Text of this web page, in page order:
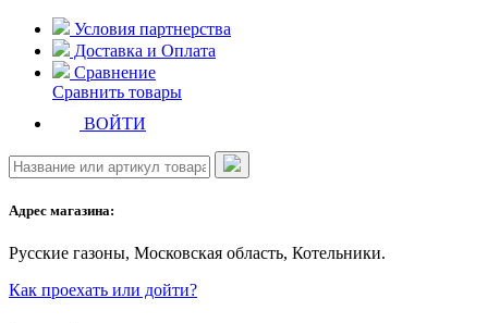
Skip
content
Условия партнерства
Доставка и Оплата
Сравнение
Сравнить товары
ВОЙТИ
Адрес магазина:
Русские газоны, Московская область, Котельники.
Как проехать или дойти?